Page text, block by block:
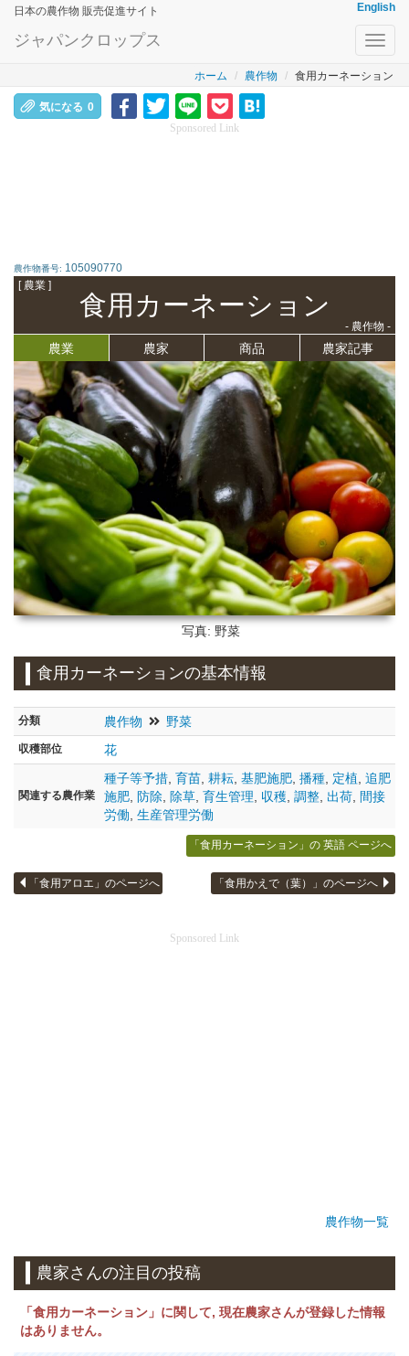
日本の農作物 販売促進サイト English
ジャパンクロップス
ホーム 農作物 食用カーネーション
気になる 0
Sponsored Link
農作物番号: 105090770
[ 農業 ]
食用カーネーション
- 農作物 -
農業 農家 商品 農家記事
写真: 野菜
食用カーネーションの基本情報
分類 農作物 野菜
収穫部位 花
関連する農作業
種子等予措 育苗 耕耘 基肥施肥 播種 定植 追肥
施肥 防除 除草 育生管理 収穫 調整 出荷 間接
労働 生産管理労働
「食用カーネーション」の 英語 ページへ
「食用アロエ」のページへ 「食用かえで（葉）」のページへ
Sponsored Link
農作物一覧
農家さんの注目の投稿
「食用カーネーション」に関して, 現在農家さんが登録した情報
はありません。